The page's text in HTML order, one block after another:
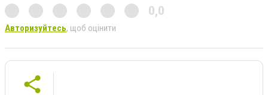
0,0
Авторизуйтесь, щоб оцінити